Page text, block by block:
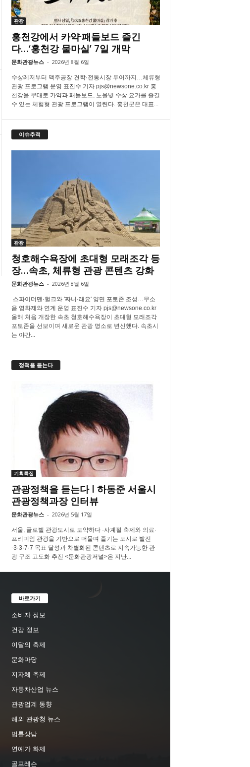
관광
홍천강에서 카약·패들보드 즐긴
다…‘홍천강 물마실’ 7일 개막
문화관광뉴스 - 2026년 8월 6일
수상레저부터 맥주공장 견학·전통시장 투어까지…체류형
관광 프로그램 운영 표진수 기자 pjs@newsone.co.kr 홍
천강을 무대로 카약과 패들보드, 노을빛 수상 요가를 즐길
수 있는 체험형 관광 프로그램이 열린다. 홍천군은 대표...
이슈추적
관광
청호해수욕장에 초대형 모래조각 등
장…속초, 체류형 관광 콘텐츠 강화
문화관광뉴스 - 2026년 8월 6일
스파이더맨·헐크와 '짜니·래요' 양면 포토존 조성…무소
음 영화제와 연계 운영 표진수 기자 pjs@newsone.co.kr
올해 처음 개장한 속초 청호해수욕장이 초대형 모래조각
포토존을 선보이며 새로운 관광 명소로 변신했다. 속초시
는 야간...
정책을 듣는다
기획특집
관광정책을 듣는다 l 하동준 서울시
관광정책과장 인터뷰
문화관광뉴스 - 2026년 5월 17일
서울, 글로벌 관광도시로 도약하다 -사계절 축제와 의료·
프리미엄 관광을 기반으로 머물며 즐기는 도시로 발전
-3·3·7·7 목표 달성과 차별화된 콘텐츠로 지속가능한 관
광 구조 고도화 추진 <문화관광저널>은 지난...
바로가기
소비자 정보
건강 정보
이달의 축제
문화마당
지자체 축제
자동차산업 뉴스
관광업계 동향
해외 관광청 뉴스
법률상담
연예가 화제
골프레슨